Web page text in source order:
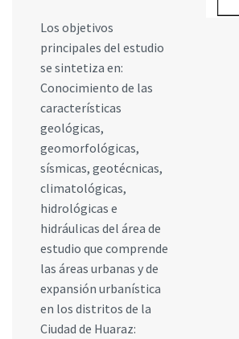
Los objetivos
principales del estudio
se sintetiza en:
Conocimiento de las
características
geológicas,
geomorfológicas,
sísmicas, geotécnicas,
climatológicas,
hidrológicas e
hidráulicas del área de
estudio que comprende
las áreas urbanas y de
expansión urbanística
en los distritos de la
Ciudad de Huaraz: